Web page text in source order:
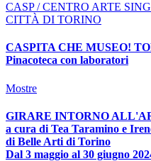
CASP / CENTRO ARTE
CITTÀ DI TORINO
CASPITA CHE MUSEO!
Pinacoteca con laboratori
Mostre
GIRARE INTORNO
a cura di Tea Taramino e
di Belle Arti di Torino
Dal 3 maggio al 30 giugno